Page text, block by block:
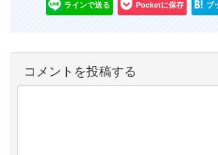
ラインで送る Pocketに保存 ブ
コメントを投稿する